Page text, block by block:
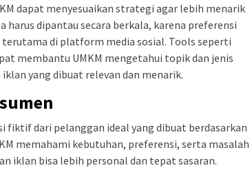
dapat menyesuaikan strategi agar lebih menarik
harus dipantau secara berkala, karena preferensi
terutama di platform media sosial. Tools seperti
membantu UMKM mengetahui topik dan jenis
yang dibuat relevan dan menarik.
fiktif dari pelanggan ideal yang dibuat berdasarkan
memahami kebutuhan, preferensi, serta masalah
iklan bisa lebih personal dan tepat sasaran.